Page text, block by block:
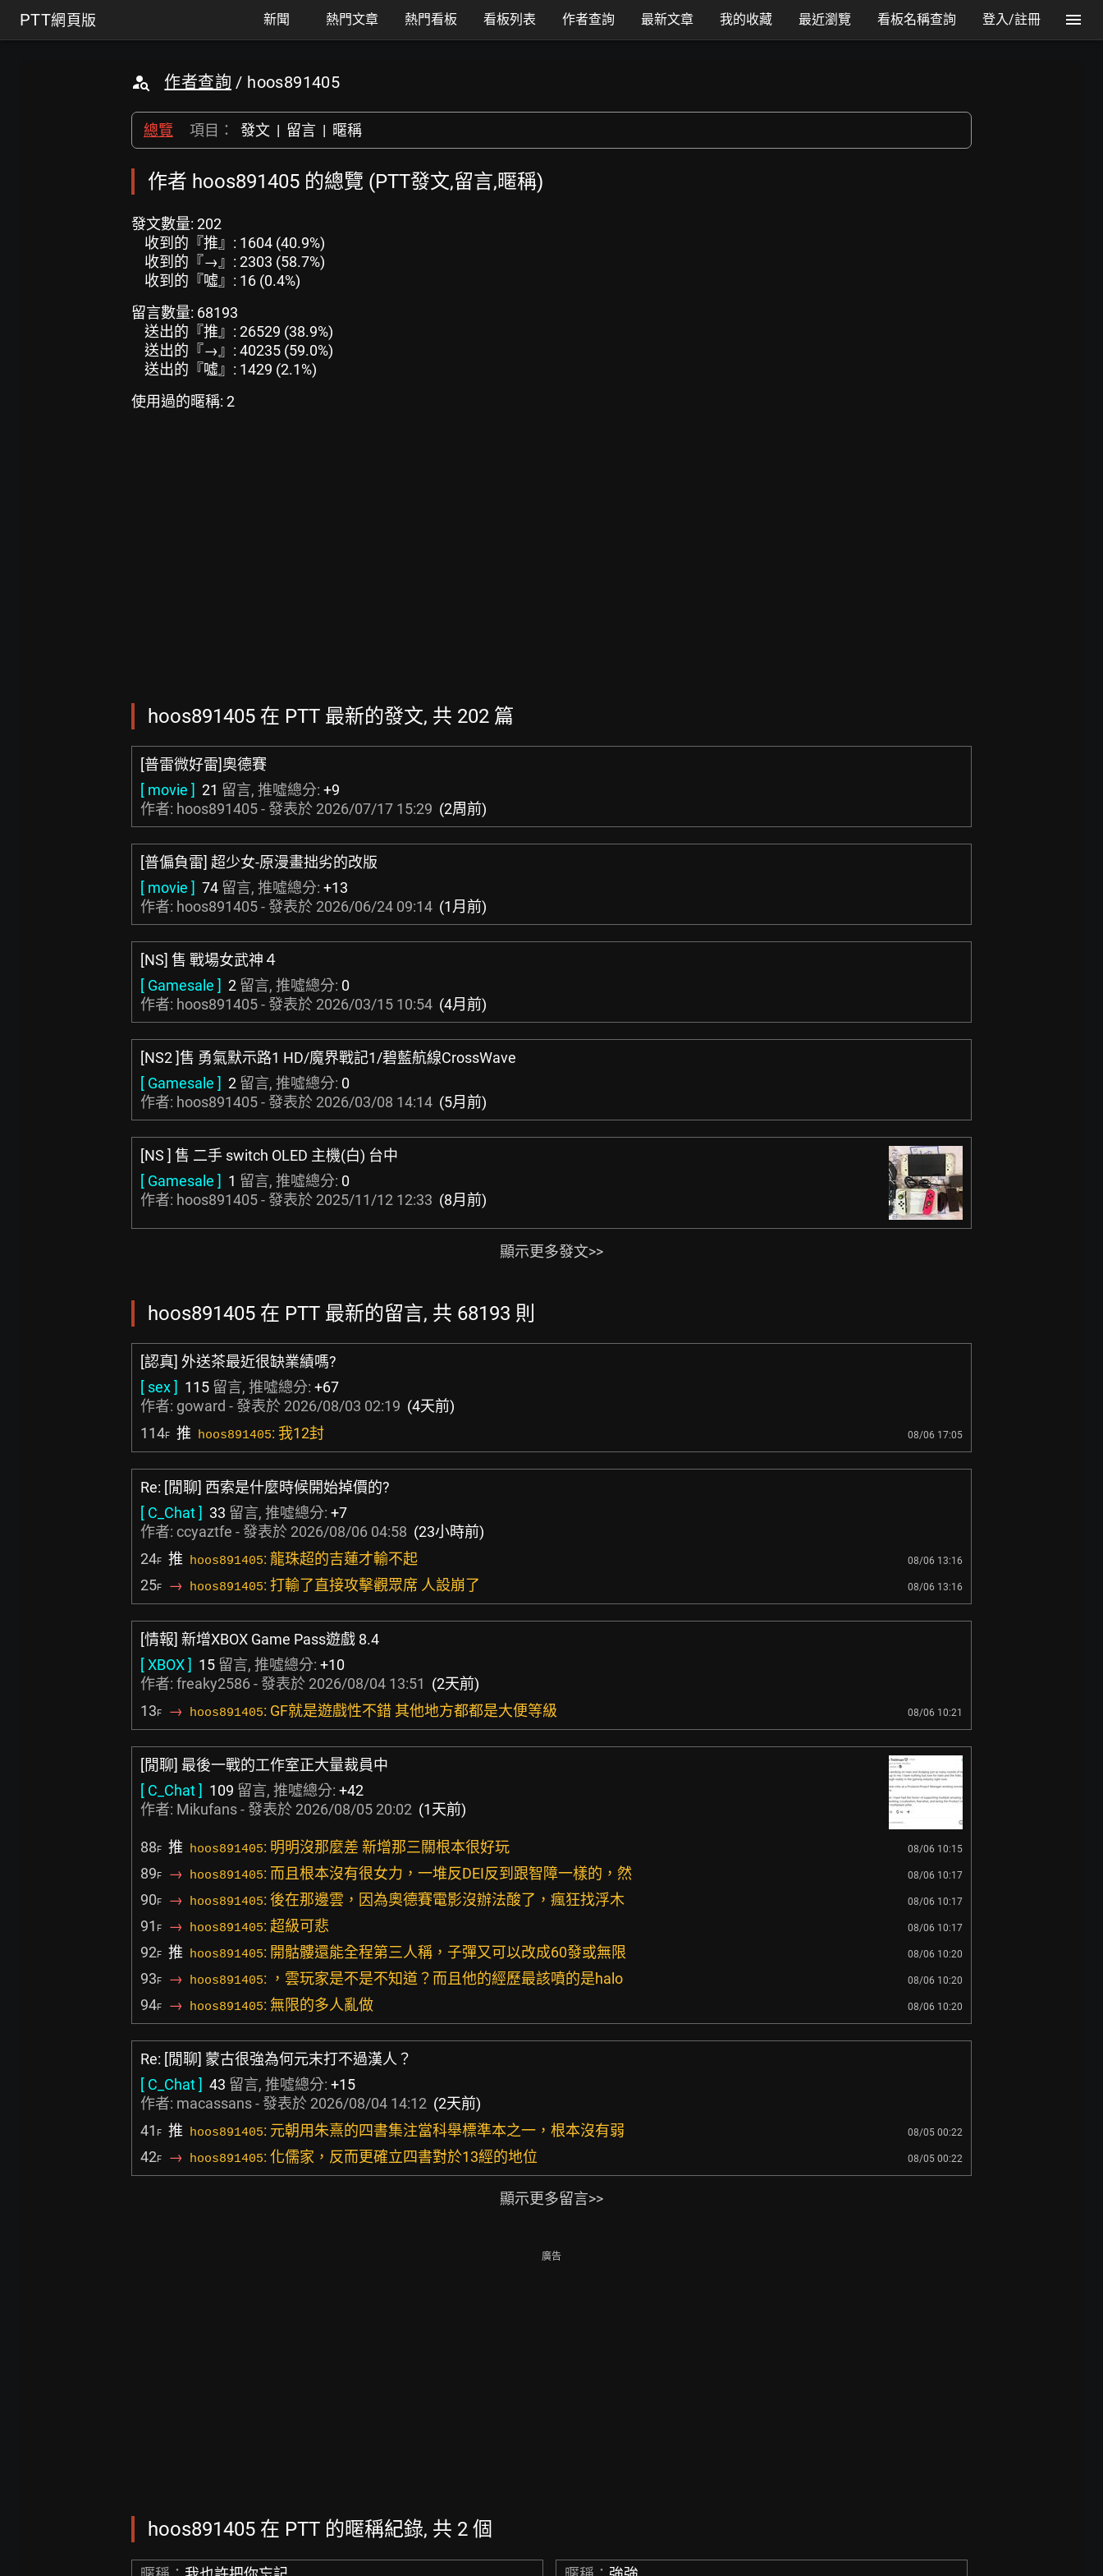
PTT網頁版 新聞 熱門文章 熱門看板 看板列表 作者查詢 最新文章 我的收藏 最近瀏覽 看板名稱查詢 登入/註冊
作者查詢 / hoos891405
總覽 項目： 發文 | 留言 | 暱稱
作者 hoos891405 的總覽 (PTT發文,留言,暱稱)
發文數量: 202
收到的『推』: 1604 (40.9%)
收到的『→』: 2303 (58.7%)
收到的『噓』: 16 (0.4%)
留言數量: 68193
送出的『推』: 26529 (38.9%)
送出的『→』: 40235 (59.0%)
送出的『噓』: 1429 (2.1%)
使用過的暱稱: 2
hoos891405 在 PTT 最新的發文, 共 202 篇
[普雷微好雷]奧德賽
[ movie ] 21 留言, 推噓總分: +9
作者: hoos891405 - 發表於 2026/07/17 15:29 (2周前)
[普偏負雷] 超少女-原漫畫拙劣的改版
[ movie ] 74 留言, 推噓總分: +13
作者: hoos891405 - 發表於 2026/06/24 09:14 (1月前)
[NS] 售 戰場女武神４
[ Gamesale ] 2 留言, 推噓總分: 0
作者: hoos891405 - 發表於 2026/03/15 10:54 (4月前)
[NS2 ]售 勇氣默示路1 HD/魔界戰記1/碧藍航線CrossWave
[ Gamesale ] 2 留言, 推噓總分: 0
作者: hoos891405 - 發表於 2026/03/08 14:14 (5月前)
[NS ] 售 二手 switch OLED 主機(白) 台中
[ Gamesale ] 1 留言, 推噓總分: 0
作者: hoos891405 - 發表於 2025/11/12 12:33 (8月前)
顯示更多發文>>
hoos891405 在 PTT 最新的留言, 共 68193 則
[認真] 外送茶最近很缺業績嗎?
[ sex ] 115 留言, 推噓總分: +67
作者: goward - 發表於 2026/08/03 02:19 (4天前)
114F 推 hoos891405: 我12封 08/06 17:05
Re: [閒聊] 西索是什麼時候開始掉價的?
[ C_Chat ] 33 留言, 推噓總分: +7
作者: ccyaztfe - 發表於 2026/08/06 04:58 (23小時前)
24F 推 hoos891405: 龍珠超的吉蓮才輸不起 08/06 13:16
25F → hoos891405: 打輸了直接攻擊觀眾席 人設崩了 08/06 13:16
[情報] 新增XBOX Game Pass遊戲 8.4
[ XBOX ] 15 留言, 推噓總分: +10
作者: freaky2586- 發表於 2026/08/04 13:51 (2天前)
13F → hoos891405: GF就是遊戲性不錯 其他地方都都是大便等級 08/06 10:21
[閒聊] 最後一戰的工作室正大量裁員中
[ C_Chat ] 109 留言, 推噓總分: +42
作者: Mikufans- 發表於 2026/08/05 20:02 (1天前)
88F 推 hoos891405: 明明沒那麼差 新增那三關根本很好玩 08/06 10:15
89F → hoos891405: 而且根本沒有很女力，一堆反DEI反到跟智障一樣的，然 08/06 10:17
90F → hoos891405: 後在那邊雲，因為奧德賽電影沒辦法酸了，瘋狂找浮木 08/06 10:17
91 F → hoos891405: 超級可悲 08/06 10:17
92F 推 hoos891405: 開骷髏還能全程第三人稱，子彈又可以改成60發或無限 08/06 10:20
93F → hoos891405: ，雲玩家是不是不知道？而且他的經歷最該噴的是halo 08/06 10:20
94F → hoos891405: 無限的多人亂做 08/06 10:20
Re: [閒聊] 蒙古很強為何元末打不過漢人？
[ C_Chat ] 43 留言, 推噓總分: +15
作者: macassans- 發表於 2026/08/04 14:12 (2天前)
41 F 推 hoos891405: 元朝用朱熹的四書集注當科舉標準本之一，根本沒有弱 08/05 00:22
42F → hoos891405: 化儒家，反而更確立四書對於13經的地位 08/05 00:22
顯示更多留言>>
廣告
hoos891405 在 PTT 的暱稱紀錄, 共 2 個